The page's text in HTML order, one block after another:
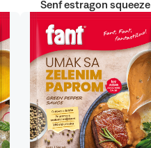
Senf estragon squeeze